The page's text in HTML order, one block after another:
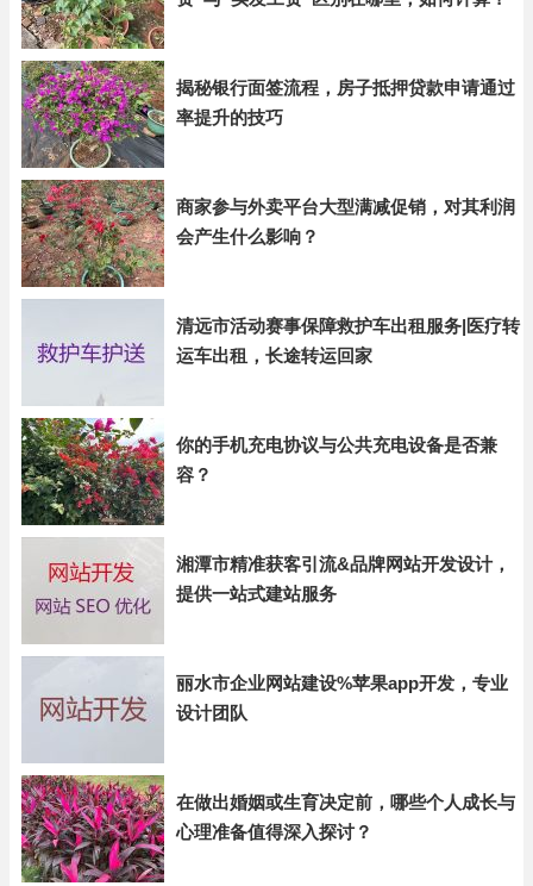
揭秘银行面签流程，房子抵押贷款申请通过
率提升的技巧
商家参与外卖平台大型满减促销，对其利润
会产生什么影响？
清远市活动赛事保障救护车出租服务|医疗转
运车出租，长途转运回家
你的手机充电协议与公共充电设备是否兼
容？
湘潭市精准获客引流&品牌网站开发设计，
提供一站式建站服务
丽水市企业网站建设%苹果app开发，专业
设计团队
在做出婚姻或生育决定前，哪些个人成长与
心理准备值得深入探讨？